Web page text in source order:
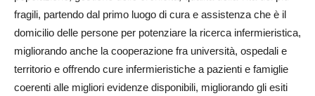
fragili, partendo dal primo luogo di cura e assistenza che è il
domicilio delle persone per potenziare la ricerca infermieristica,
migliorando anche la cooperazione fra università, ospedali e
territorio e offrendo cure infermieristiche a pazienti e famiglie
coerenti alle migliori evidenze disponibili, migliorando gli esiti